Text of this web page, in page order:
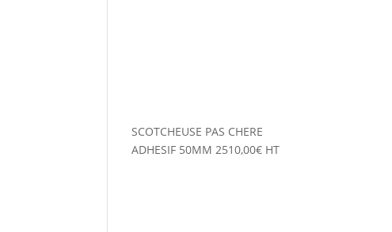
SCOTCHEUSE PAS CHERE
ADHESIF 50MM 2510,00€ HT